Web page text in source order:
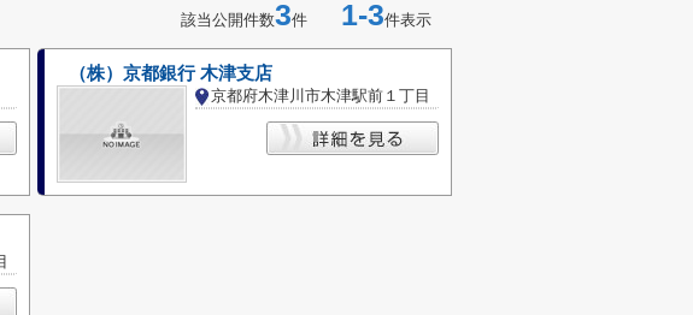
該当公開件数3件 1-3件表示
（株）京都銀行 木津支店
京都府木津川市木津駅前１丁目